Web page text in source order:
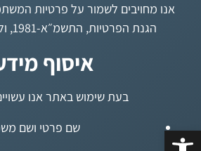
פתח סרגל נגישות
אנו מחויבים לשמור על פרטיות
הגנת הפרטיות, התשמ״א-1981, ולתיקון 13 לחוק.
איסוף
בעת שימוש באתר אנו
שם פרטי ושם